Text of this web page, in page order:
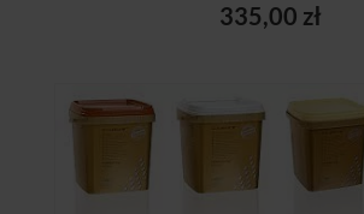
335,00 zł